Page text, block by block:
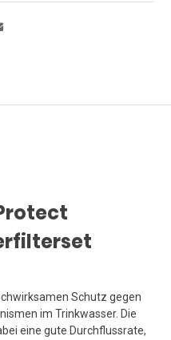
Schutz gegen
im Trinkwasser. Die
eine gute Durchflussrate,